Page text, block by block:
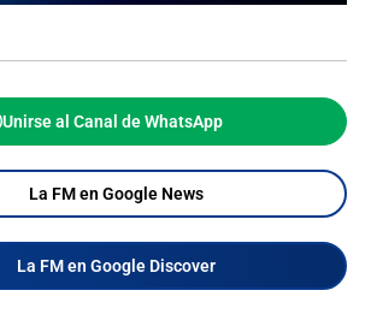
Unirse al Canal de WhatsApp
La FM en Google News
La FM en Google Discover